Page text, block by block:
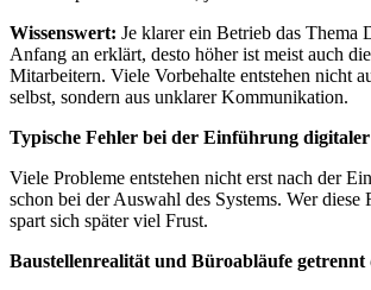
Wissenswert: Je klarer ein Betrieb das Thema
Anfang an erklärt, desto höher ist meist auch
Mitarbeitern. Viele Vorbehalte entstehen nicht
selbst, sondern aus unklarer Kommunikation.
Typische Fehler bei der Einführung
Viele Probleme entstehen nicht erst nach der
schon bei der Auswahl des Systems. Wer diese
spart sich später viel Frust.
Baustellenrealität und Büroabläufe getrennt